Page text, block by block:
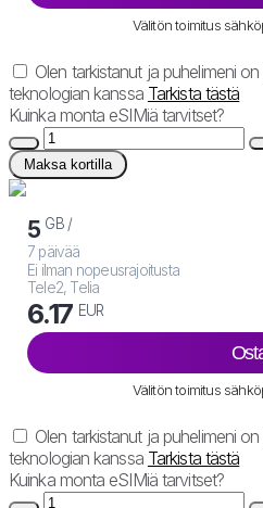
Välitön toimitus
Olen tarkistanut ja puhelimeni
teknologian kanssa Tarkista tästä
Kuinka monta eSIMiä tarvitset?
Maksa kortilla
5 GB /
7 päivää
Ei ilman nopeusrajoitusta
Tele2, Telia
6.17 EUR
Välitön toimitus
Olen tarkistanut ja puhelimeni
teknologian kanssa Tarkista tästä
Kuinka monta eSIMiä tarvitset?